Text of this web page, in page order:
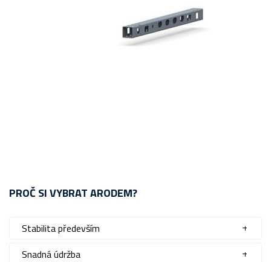
PROČ SI VYBRAT ARODEM?
Stabilita především
Snadná údržba